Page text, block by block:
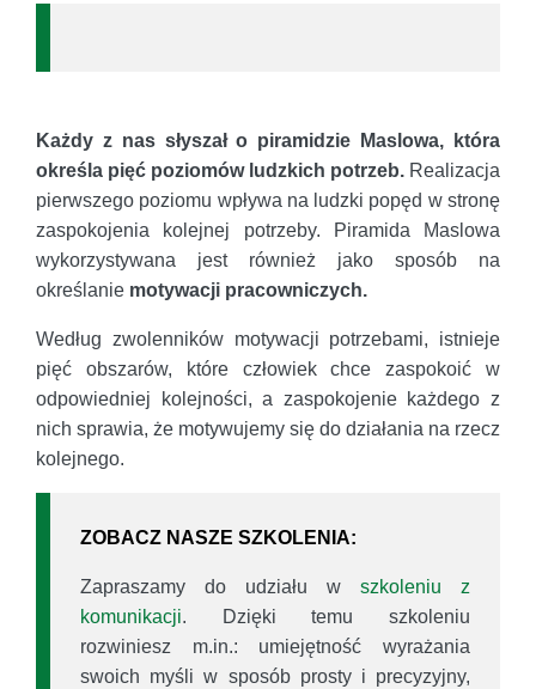
Każdy z nas słyszał o piramidzie Maslowa, która
określa pięć poziomów ludzkich potrzeb. Realizacja
pierwszego poziomu wpływa na ludzki popęd w stronę
zaspokojenia kolejnej potrzeby. Piramida Maslowa
wykorzystywana jest również jako sposób na
określanie motywacji pracowniczych.
Według zwolenników motywacji potrzebami, istnieje
pięć obszarów, które człowiek chce zaspokoić w
odpowiedniej kolejności, a zaspokojenie każdego z
nich sprawia, że motywujemy się do działania na rzecz
kolejnego.
ZOBACZ NASZE SZKOLENIA:
Zapraszamy do udziału w szkoleniu z
komunikacji. Dzięki temu szkoleniu
rozwiniesz m.in.: umiejętność wyrażania
swoich myśli w sposób prosty i precyzyjny,